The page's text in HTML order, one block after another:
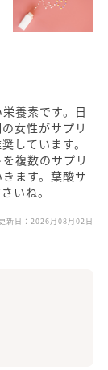
養素です。日
女性がサプリ
しています。
複数のサプリ
ます。葉酸サ
いね。
新日： 2026月08月02日